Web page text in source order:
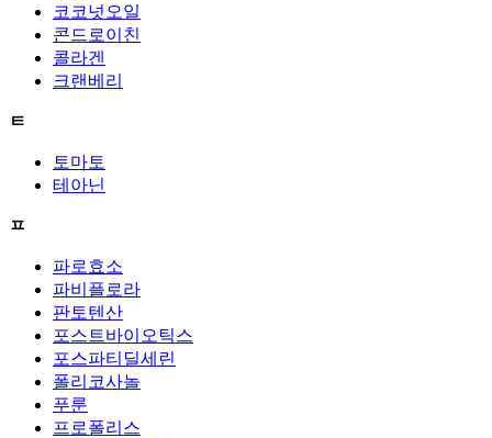
코코넛오일
콘드로이친
콜라겐
크랜베리
ㅌ
토마토
테아닌
ㅍ
파로효소
파비플로라
판토텐산
포스트바이오틱스
포스파티딜세린
폴리코사놀
푸룬
프로폴리스